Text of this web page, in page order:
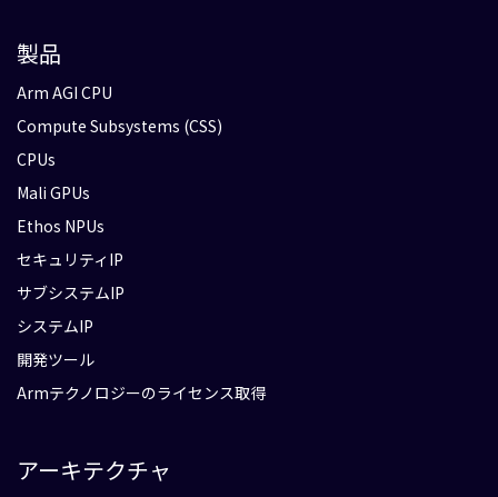
製品
Arm AGI CPU
Compute Subsystems (CSS)
CPUs
Mali GPUs
Ethos NPUs
セキュリティIP
サブシステムIP
システムIP
開発ツール
Armテクノロジーのライセンス取得
アーキテクチャ